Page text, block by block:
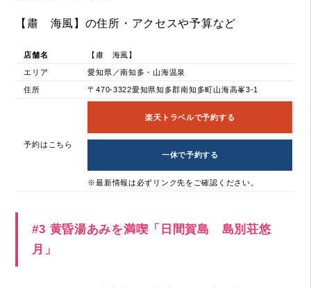
【肅 海風】の住所・アクセスや予算など
店舗名 【肅 海風】
エリア 愛知県／南知多・山海温泉
住所 〒470-3322愛知県知多郡南知多町山海高峯3-1
予約はこちら
楽天トラベルで予約する
一休で予約する
※最新情報は必ずリンク先をご確認ください。
#3 黄昏湯あみを満喫「日間賀島 島別荘悠
月」